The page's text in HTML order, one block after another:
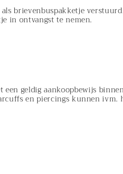
brievenbuspakketje
in ontvangst te nemen.
geldig aankoopbewijs
en piercings kunnen ivm.